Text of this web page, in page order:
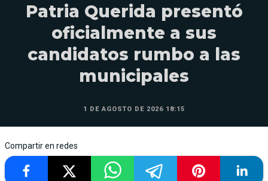
Patria Querida presentó
oficialmente a sus
candidatos rumbo a las
municipales
1 DE AGOSTO DE 2026 18:15
Compartir en redes